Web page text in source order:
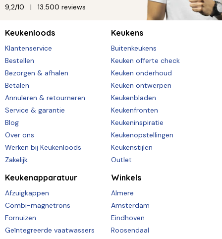
9,2/10 13.500 reviews
Keukenloods
Klantenservice
Bestellen
Bezorgen & afhalen
Betalen
Annuleren & retourneren
Service & garantie
Blog
Over ons
Werken bij Keukenloods
Zakelijk
Keukens
Buitenkeukens
Keuken offerte check
Keuken onderhoud
Keuken ontwerpen
Keukenbladen
Keukenfronten
Keukeninspiratie
Keukenopstellingen
Keukenstijlen
Outlet
Keukenapparatuur
Afzuigkappen
Combi-magnetrons
Fornuizen
Geïntegreerde vaatwassers
Winkels
Almere
Amsterdam
Eindhoven
Roosendaal